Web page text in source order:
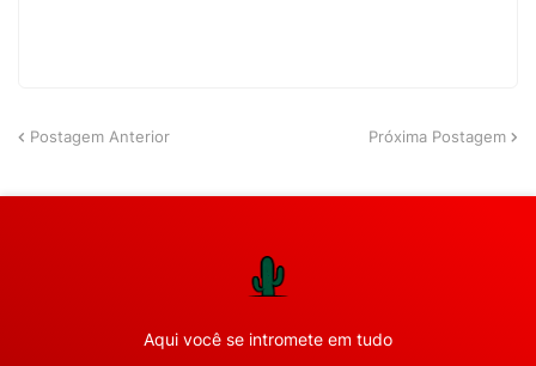
Postagem Anterior Próxima Postagem
Aqui você se intromete em tudo